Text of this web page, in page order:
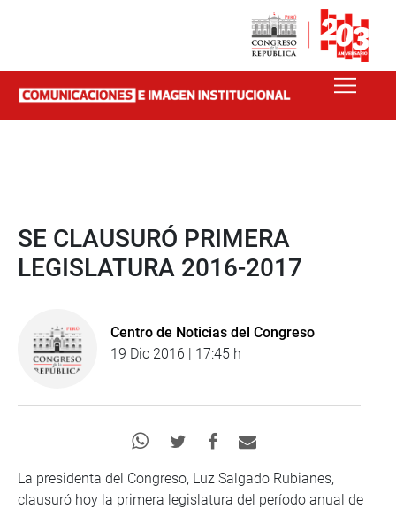
SE CLAUSURÓ PRIMERA
LEGISLATURA 2016-2017
Centro de Noticias del Congreso
19 Dic 2016 | 17:45 h
La presidenta del Congreso, Luz Salgado Rubianes,
clausuró hoy la primera legislatura del período anual de